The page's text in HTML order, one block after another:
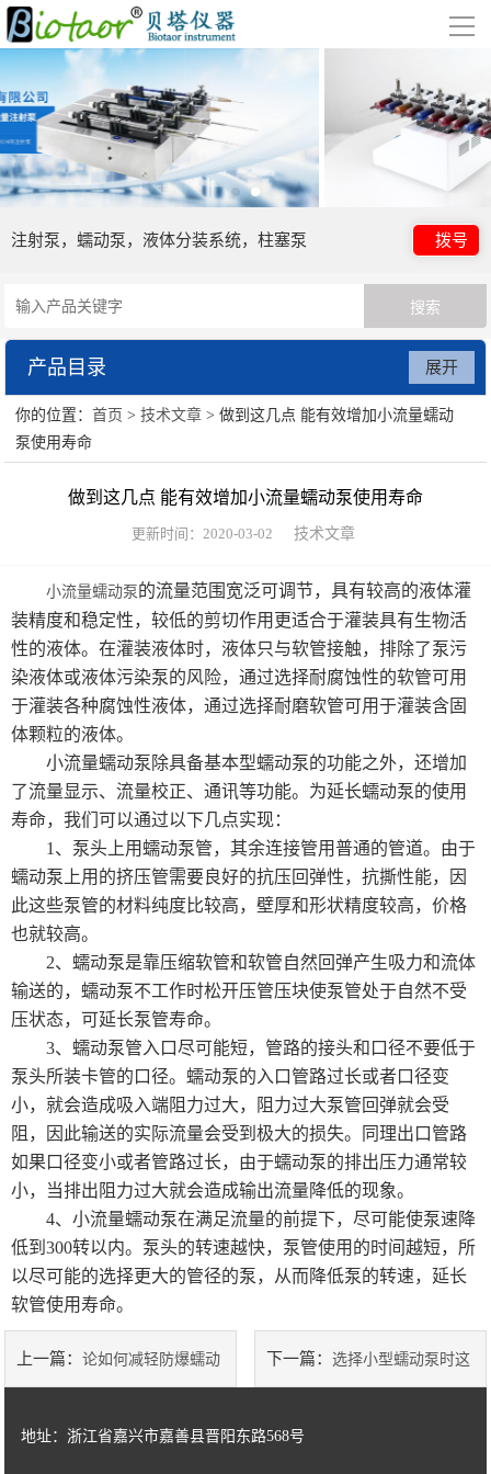
导
网站首页
关于我们
公司简介 合作伙伴
数字注射泵
废水处理系统
行业应用
视频展示
公司新闻 技术文章
联系我们
注射泵，蠕动泵，液体分装系统，柱塞泵 拨号
产品目录
数字注射泵
废水处理系统
展开
你的位置：首页 >技术文章 > 做到这几点 能有效增加小流量蠕动
泵使用寿命
做到这几点 能有效增加小流量蠕动泵使用寿命
更新时间：2020-03-02 技术文章
小流量蠕动泵的流量范围宽泛可调节，具有较高的液体灌
装精度和稳定性，较低的剪切作用更适合于灌装具有生物活
性的液体。在灌装液体时，液体只与软管接触，排除了泵污
染液体或液体污染泵的风险，通过选择耐腐蚀性的软管可用
于灌装各种腐蚀性液体，通过选择耐磨软管可用于灌装含固
体颗粒的液体。
小流量蠕动泵除具备基本型蠕动泵的功能之外，还增加
了流量显示、流量校正、通讯等功能。为延长蠕动泵的使用
寿命，我们可以通过以下几点实现：
1、泵头上用蠕动泵管，其余连接管用普通的管道。由于
蠕动泵上用的挤压管需要良好的抗压回弹性，抗撕性能，因
此这些泵管的材料纯度比较高，壁厚和形状精度较高，价格
也就较高。
2、蠕动泵是靠压缩软管和软管自然回弹产生吸力和流体
输送的，蠕动泵不工作时松开压管压块使泵管处于自然不受
压状态，可延长泵管寿命。
3、蠕动泵管入口尽可能短，管路的接头和口径不要低于
泵头所装卡管的口径。蠕动泵的入口管路过长或者口径变
小，就会造成吸入端阻力过大，阻力过大泵管回弹就会受
阻，因此输送的实际流量会受到极大的损失。同理出口管路
如果口径变小或者管路过长，由于蠕动泵的排出压力通常较
小，当排出阻力过大就会造成输出流量降低的现象。
4、小流量蠕动泵在满足流量的前提下，尽可能使泵速降
低到300转以内。泵头的转速越快，泵管使用的时间越短，所
以尽可能的选择更大的管径的泵，从而降低泵的转速，延长
软管使用寿命。
上一篇：论如何减轻防爆蠕动 下一篇： 选择小型蠕动泵时这
地址：浙江省嘉兴市嘉善县晋阳东路568号